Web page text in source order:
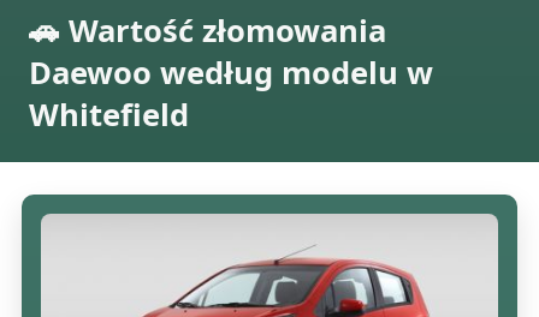
🚗 Wartość złomowania
Daewoo według modelu w
Whitefield